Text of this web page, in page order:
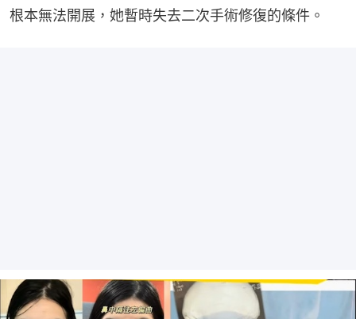
根本無法開展，她暫時失去二次手術修復的條件。